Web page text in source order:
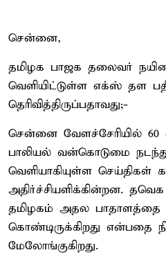
சென்னை,
தமிழக பாஜக தலைவர்
வெளியிட்டுள்ள எக்ஸ் தள
தெரிவித்திருப்பதாவது;-
சென்னை வேளச்சேரியில் 60
பாலியல் வன்கொடுமை
வெளியாகியுள்ள செய்திகள்
அதிர்ச்சியளிக்கின்றன.
தமிழகம் அதல பாதாளத்தை
கொண்டிருக்கிறது என்பதை
மேலோங்குகிறது.